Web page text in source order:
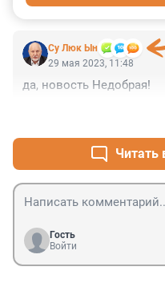
Су Люк Ын
29 мая 2023, 11:48
да, новость Недобрая!
Читать
Гость
Войти